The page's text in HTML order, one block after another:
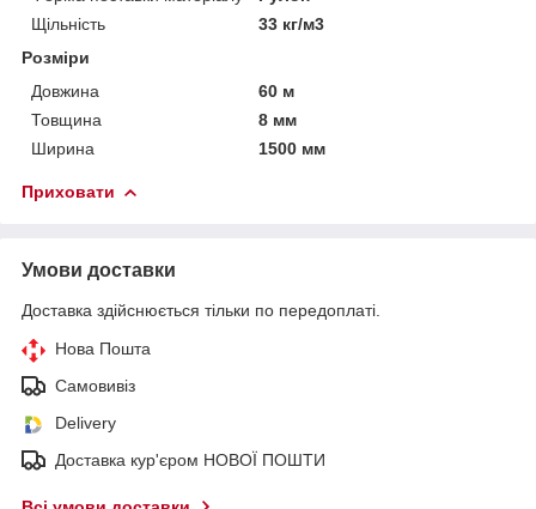
Щільність
33 кг/м3
Розміри
Довжина
60 м
Товщина
8 мм
Ширина
1500 мм
Приховати
Умови доставки
Доставка здійснюється тільки по передоплаті.
Нова Пошта
Самовивіз
Delivery
Доставка кур'єром НОВОЇ ПОШТИ